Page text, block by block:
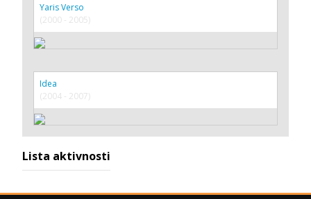
Yaris Verso
(2000 - 2005)
Idea
(2004 - 2007)
Lista aktivnosti